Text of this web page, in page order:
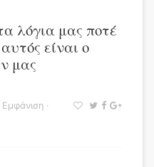
λόγια μας ποτέ
είναι ο
μας
Εμφάνιση ·